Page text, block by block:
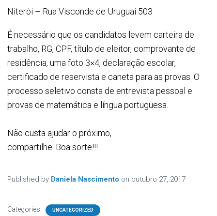
Niterói – Rua Visconde de Uruguai 503
É necessário que os candidatos levem carteira de
trabalho, RG, CPF, título de eleitor, comprovante de
residência, uma foto 3×4, declaração escolar,
certificado de reservista e caneta para as provas. O
processo seletivo consta de entrevista pessoal e
provas de matemática e língua portuguesa.
Não custa ajudar o próximo,
compartilhe. Boa sorte!!!
Published by Daniela Nascimento on outubro 27, 2017
Categories: UNCATEGORIZED